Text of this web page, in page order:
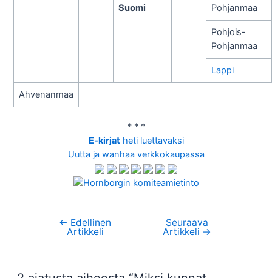
Suomi
Pohjanmaa
Pohjois-
Pohjanmaa
Lappi
Ahvenanmaa
* * *
E-kirjatheti luettavaksi
Uutta ja wanhaa verkkokaupassa
Artikkelien
← Edellinen
Artikkeli
Seuraava
Artikkeli →